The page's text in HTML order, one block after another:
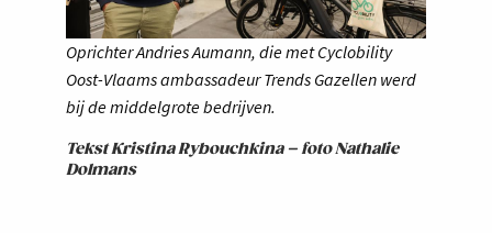
Oprichter Andries Aumann, die met Cyclobility
Oost-Vlaams ambassadeur Trends Gazellen werd
bij de middelgrote bedrijven.
Tekst Kristina Rybouchkina – foto Nathalie
Dolmans